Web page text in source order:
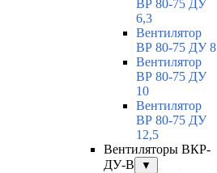
ВР 80-75 ДУ
6,3
Вентилятор
ВР 80-75 ДУ 8
Вентилятор
ВР 80-75 ДУ
10
Вентилятор
ВР 80-75 ДУ
12,5
Вентиляторы ВКР-
ДУ-В
▼